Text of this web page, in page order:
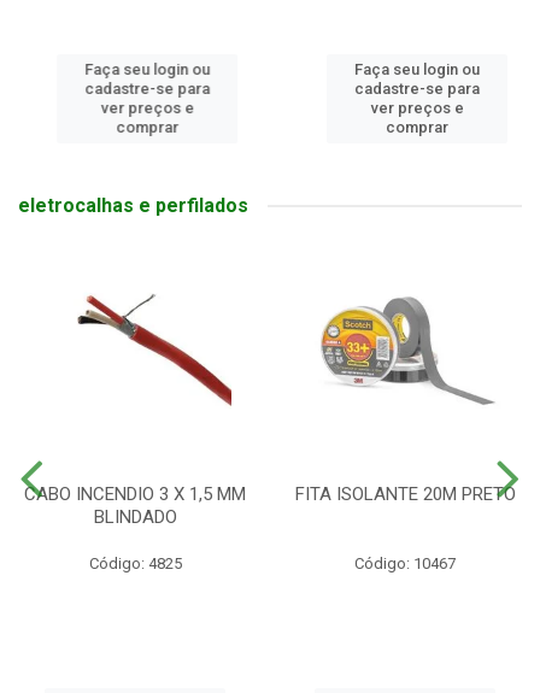
Faça seu login ou
cadastre-se para
ver preços e
comprar
Faça seu login ou
cadastre-se para
ver preços e
comprar
eletrocalhas e perfilados
CABO INCENDIO 3 X 1,5 MM
BLINDADO
Código: 4825
FITA ISOLANTE 20M PRETO
Código: 10467